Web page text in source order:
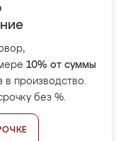
10% от суммы
в производство.
без %.